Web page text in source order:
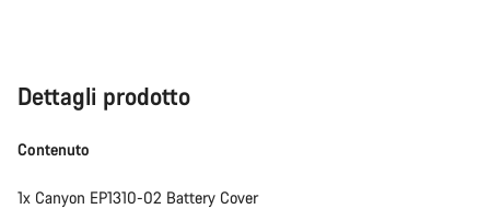
Dettagli prodotto
Contenuto
1x Canyon EP1310-02 Battery Cover